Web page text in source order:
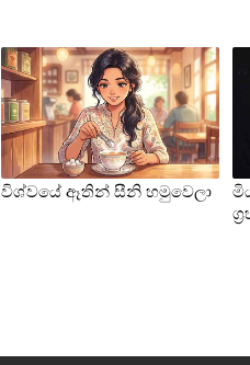
විශ්වයේ ඈතින් සීනි හමුවෙලා